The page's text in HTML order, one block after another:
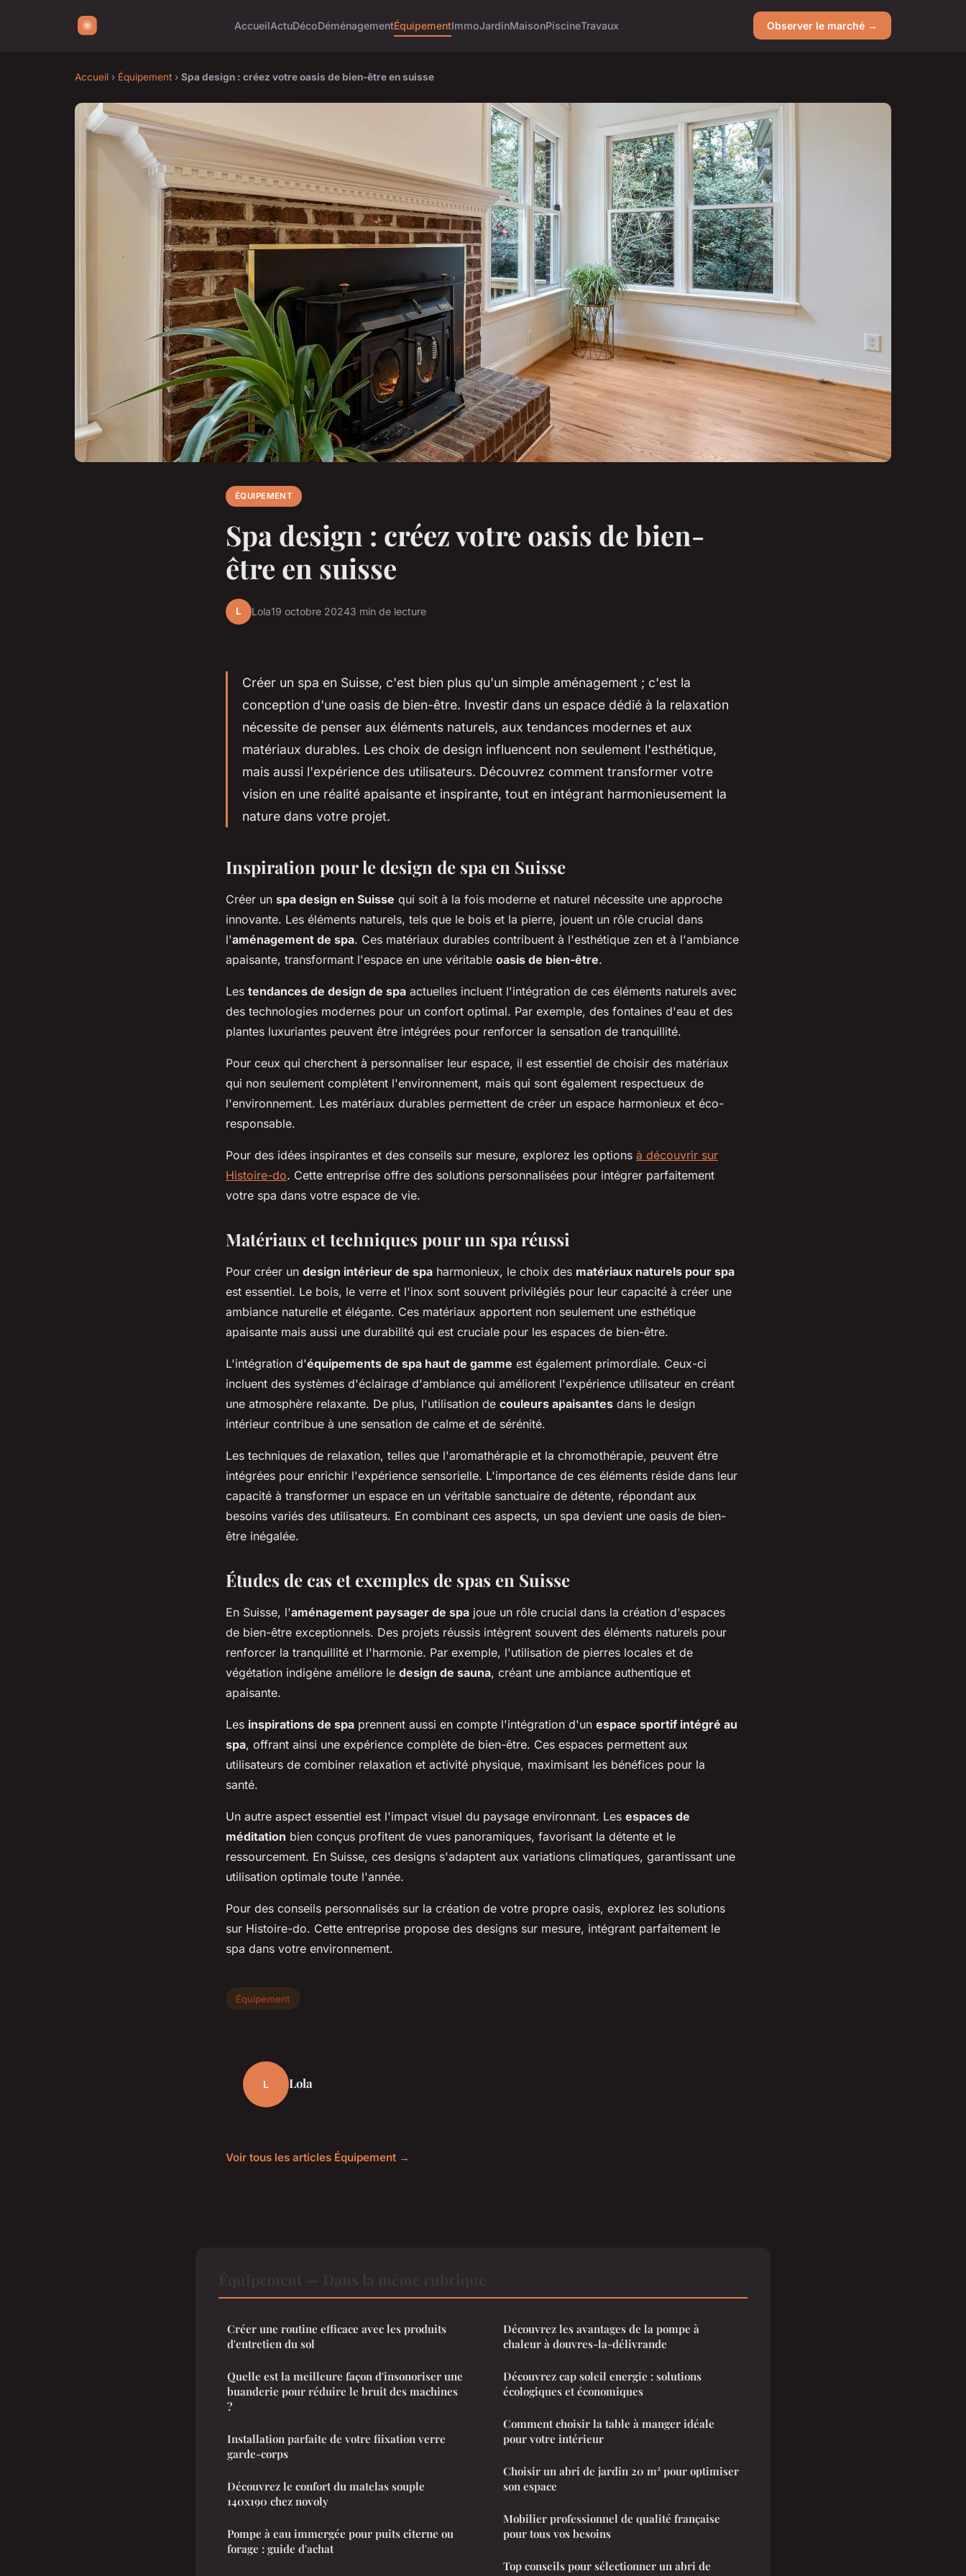
AccueilActuDécoDéménagementÉquipementImmoJardinMaisonPiscineTravaux Observer le marché →
Accueil › Équipement › Spa design : créez votre oasis de bien-être en suisse
ÉQUIPEMENT
Spa design : créez votre oasis de bien-
être en suisse
L Lola19 octobre 20243 min de lecture
Créer un spa en Suisse, c'est bien plus qu'un simple aménagement ; c'est la
conception d'une oasis de bien-être. Investir dans un espace dédié à la relaxation
nécessite de penser aux éléments naturels, aux tendances modernes et aux
matériaux durables. Les choix de design influencent non seulement l'esthétique,
mais aussi l'expérience des utilisateurs. Découvrez comment transformer votre
vision en une réalité apaisante et inspirante, tout en intégrant harmonieusement la
nature dans votre projet.
Inspiration pour le design de spa en Suisse
Créer un spa design en Suisse qui soit à la fois moderne et naturel nécessite une approche
innovante. Les éléments naturels, tels que le bois et la pierre, jouent un rôle crucial dans
l'aménagement de spa. Ces matériaux durables contribuent à l'esthétique zen et à l'ambiance
apaisante, transformant l'espace en une véritable oasis de bien-être.
Les tendances de design de spa actuelles incluent l'intégration de ces éléments naturels avec
des technologies modernes pour un confort optimal. Par exemple, des fontaines d'eau et des
plantes luxuriantes peuvent être intégrées pour renforcer la sensation de tranquillité.
Pour ceux qui cherchent à personnaliser leur espace, il est essentiel de choisir des matériaux
qui non seulement complètent l'environnement, mais qui sont également respectueux de
l'environnement. Les matériaux durables permettent de créer un espace harmonieux et éco-
responsable.
Pour des idées inspirantes et des conseils sur mesure, explorez les options à découvrir sur
Histoire-do. Cette entreprise offre des solutions personnalisées pour intégrer parfaitement
votre spa dans votre espace de vie.
Matériaux et techniques pour un spa réussi
Pour créer un design intérieur de spa harmonieux, le choix des matériaux naturels pour spa
est essentiel. Le bois, le verre et l'inox sont souvent privilégiés pour leur capacité à créer une
ambiance naturelle et élégante. Ces matériaux apportent non seulement une esthétique
apaisante mais aussi une durabilité qui est cruciale pour les espaces de bien-être.
L'intégration d'équipements de spa haut de gamme est également primordiale. Ceux-ci
incluent des systèmes d'éclairage d'ambiance qui améliorent l'expérience utilisateur en créant
une atmosphère relaxante. De plus, l'utilisation de couleurs apaisantes dans le design
intérieur contribue à une sensation de calme et de sérénité.
Les techniques de relaxation, telles que l'aromathérapie et la chromothérapie, peuvent être
intégrées pour enrichir l'expérience sensorielle. L'importance de ces éléments réside dans leur
capacité à transformer un espace en un véritable sanctuaire de détente, répondant aux
besoins variés des utilisateurs. En combinant ces aspects, un spa devient une oasis de bien-
être inégalée.
Études de cas et exemples de spas en Suisse
En Suisse, l'aménagement paysager de spa joue un rôle crucial dans la création d'espaces
de bien-être exceptionnels. Des projets réussis intègrent souvent des éléments naturels pour
renforcer la tranquillité et l'harmonie. Par exemple, l'utilisation de pierres locales et de
végétation indigène améliore le design de sauna, créant une ambiance authentique et
apaisante.
Les inspirations de spa prennent aussi en compte l'intégration d'un espace sportif intégré au
spa, offrant ainsi une expérience complète de bien-être. Ces espaces permettent aux
utilisateurs de combiner relaxation et activité physique, maximisant les bénéfices pour la
santé.
Un autre aspect essentiel est l'impact visuel du paysage environnant. Les espaces de
méditation bien conçus profitent de vues panoramiques, favorisant la détente et le
ressourcement. En Suisse, ces designs s'adaptent aux variations climatiques, garantissant une
utilisation optimale toute l'année.
Pour des conseils personnalisés sur la création de votre propre oasis, explorez les solutions
sur Histoire-do. Cette entreprise propose des designs sur mesure, intégrant parfaitement le
spa dans votre environnement.
Équipement
L Lola
Voir tous les articles Équipement →
Créer une routine efficace avec les produits
d'entretien du sol
Quelle est la meilleure façon d'insonoriser une
buanderie pour réduire le bruit des machines
?
Installation parfaite de votre fiixation verre
garde-corps
Découvrez le confort du matelas souple
140x190 chez novoly
Pompe à eau immergée pour puits citerne ou
forage : guide d'achat
Découvrez les avantages de la pompe à
chaleur à douvres-la-délivrande
Découvrez cap soleil energie : solutions
écologiques et économiques
Comment choisir la table à manger idéale
pour votre intérieur
Choisir un abri de jardin 20 m² pour optimiser
son espace
Mobilier professionnel de qualité française
pour tous vos besoins
Top conseils pour sélectionner un abri de